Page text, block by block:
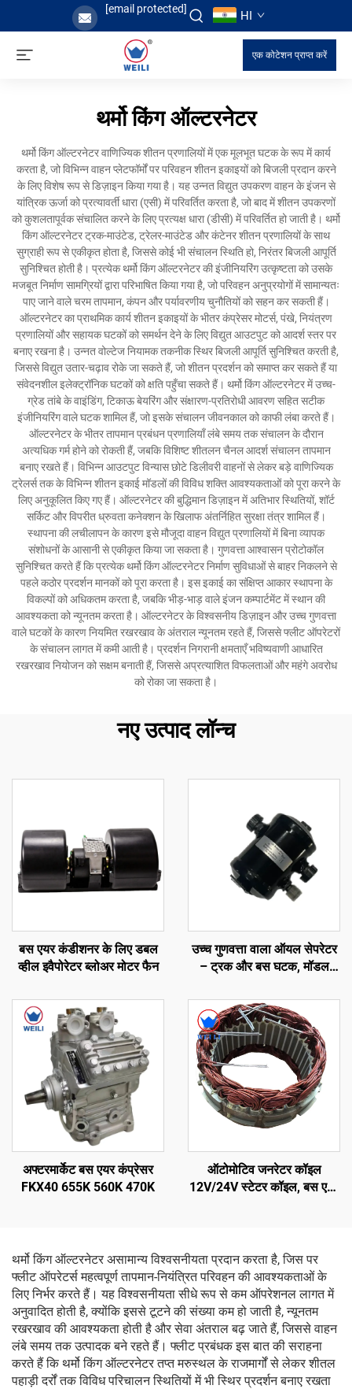
[email protected] HI
एक कोटेशन प्राप्त करें
थर्मो किंग ऑल्टरनेटर
थर्मो किंग ऑल्टरनेटर वाणिज्यिक शीतन प्रणालियों में एक मूलभूत घटक के रूप में कार्य
करता है, जो विभिन्न वाहन प्लेटफॉर्मों पर परिवहन शीतन इकाइयों को बिजली प्रदान करने
के लिए विशेष रूप से डिज़ाइन किया गया है। यह उन्नत विद्युत उपकरण वाहन के इंजन से
यांत्रिक ऊर्जा को प्रत्यावर्ती धारा (एसी) में परिवर्तित करता है, जो बाद में शीतन उपकरणों
को कुशलतापूर्वक संचालित करने के लिए प्रत्यक्ष धारा (डीसी) में परिवर्तित हो जाती है। थर्मो
किंग ऑल्टरनेटर ट्रक-माउंटेड, ट्रेलर-माउंटेड और कंटेनर शीतन प्रणालियों के साथ
सुग्राही रूप से एकीकृत होता है, जिससे कोई भी संचालन स्थिति हो, निरंतर बिजली आपूर्ति
सुनिश्चित होती है। प्रत्येक थर्मो किंग ऑल्टरनेटर की इंजीनियरिंग उत्कृष्टता को उसके
मजबूत निर्माण सामग्रियों द्वारा परिभाषित किया गया है, जो परिवहन अनुप्रयोगों में सामान्यतः
पाए जाने वाले चरम तापमान, कंपन और पर्यावरणीय चुनौतियों को सहन कर सकती हैं।
ऑल्टरनेटर का प्राथमिक कार्य शीतन इकाइयों के भीतर कंप्रेसर मोटर्स, पंखे, नियंत्रण
प्रणालियों और सहायक घटकों को समर्थन देने के लिए विद्युत आउटपुट को आदर्श स्तर पर
बनाए रखना है। उन्नत वोल्टेज नियामक तकनीक स्थिर बिजली आपूर्ति सुनिश्चित करती है,
जिससे विद्युत उतार-चढ़ाव रोके जा सकते हैं, जो शीतन प्रदर्शन को समाप्त कर सकते हैं या
संवेदनशील इलेक्ट्रॉनिक घटकों को क्षति पहुँचा सकते हैं। थर्मो किंग ऑल्टरनेटर में उच्च-
ग्रेड तांबे के वाइंडिंग, टिकाऊ बेयरिंग और संक्षारण-प्रतिरोधी आवरण सहित सटीक
इंजीनियरिंग वाले घटक शामिल हैं, जो इसके संचालन जीवनकाल को काफी लंबा करते हैं।
ऑल्टरनेटर के भीतर तापमान प्रबंधन प्रणालियाँ लंबे समय तक संचालन के दौरान
अत्यधिक गर्म होने को रोकती हैं, जबकि विशिष्ट शीतलन चैनल आदर्श संचालन तापमान
बनाए रखते हैं। विभिन्न आउटपुट विन्यास छोटे डिलीवरी वाहनों से लेकर बड़े वाणिज्यिक
ट्रेलर्स तक के विभिन्न शीतन इकाई मॉडलों की विविध शक्ति आवश्यकताओं को पूरा करने के
लिए अनुकूलित किए गए हैं। ऑल्टरनेटर की बुद्धिमान डिज़ाइन में अतिभार स्थितियों, शॉर्ट
सर्किट और विपरीत ध्रुवता कनेक्शन के खिलाफ अंतर्निहित सुरक्षा तंत्र शामिल हैं।
स्थापना की लचीलापन के कारण इसे मौजूदा वाहन विद्युत प्रणालियों में बिना व्यापक
संशोधनों के आसानी से एकीकृत किया जा सकता है। गुणवत्ता आश्वासन प्रोटोकॉल
सुनिश्चित करते हैं कि प्रत्येक थर्मो किंग ऑल्टरनेटर निर्माण सुविधाओं से बाहर निकलने से
पहले कठोर प्रदर्शन मानकों को पूरा करता है। इस इकाई का संक्षिप्त आकार स्थापना के
विकल्पों को अधिकतम करता है, जबकि भीड़-भाड़ वाले इंजन कम्पार्टमेंट में स्थान की
आवश्यकता को न्यूनतम करता है। ऑल्टरनेटर के विश्वसनीय डिज़ाइन और उच्च गुणवत्ता
वाले घटकों के कारण नियमित रखरखाव के अंतराल न्यूनतम रहते हैं, जिससे फ्लीट ऑपरेटरों
के संचालन लागत में कमी आती है। प्रदर्शन निगरानी क्षमताएँ भविष्यवाणी आधारित
रखरखाव नियोजन को सक्षम बनाती हैं, जिससे अप्रत्याशित विफलताओं और महंगे अवरोध
को रोका जा सकता है।
नए उत्पाद लॉन्च
बस एयर कंडीशनर के लिए डबल
व्हील इवैपोरेटर ब्लोअर मोटर फैन
उच्च गुणवत्ता वाला ऑयल सेपरेटर
– ट्रक और बस घटक, मॉडल
ट्रांसीकोल्ड एक्सारियोस
300/350/ विएंटो 300
अफ्टरमार्केट बस एयर कंप्रेसर
FKX40 655K 560K 470K
ऑटोमोटिव जनरेटर कॉइल
12V/24V स्टेटर कॉइल, बस एयर
थर्मो किंग ऑल्टरनेटर असामान्य विश्वसनीयता प्रदान करता है, जिस पर
फ्लीट ऑपरेटर्स महत्वपूर्ण तापमान-नियंत्रित परिवहन की आवश्यकताओं के
लिए निर्भर करते हैं। यह विश्वसनीयता सीधे रूप से कम ऑपरेशनल लागत में
अनुवादित होती है, क्योंकि इससे टूटने की संख्या कम हो जाती है, न्यूनतम
रखरखाव की आवश्यकता होती है और सेवा अंतराल बढ़ जाते हैं, जिससे वाहन
लंबे समय तक उत्पादक बने रहते हैं। फ्लीट प्रबंधक इस बात की सराहना
करते हैं कि थर्मो किंग ऑल्टरनेटर तप्त मरुस्थल के राजमार्गों से लेकर शीतल
पहाड़ी दर्रों तक विविध परिचालन स्थितियों में भी स्थिर प्रदर्शन बनाए रखता